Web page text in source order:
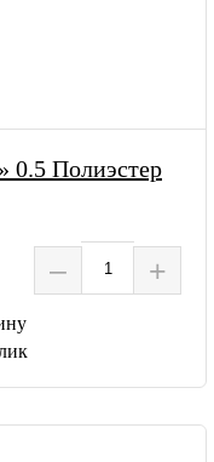
0.5 Полиэстер
– +